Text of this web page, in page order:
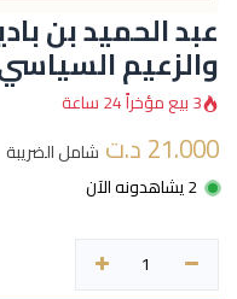
عبد الحميد بن
والزعيم
3 بيع مؤخراً 24 ساعة
21.000د.ت شامل الضريبة
2 يشاهدونه الآن